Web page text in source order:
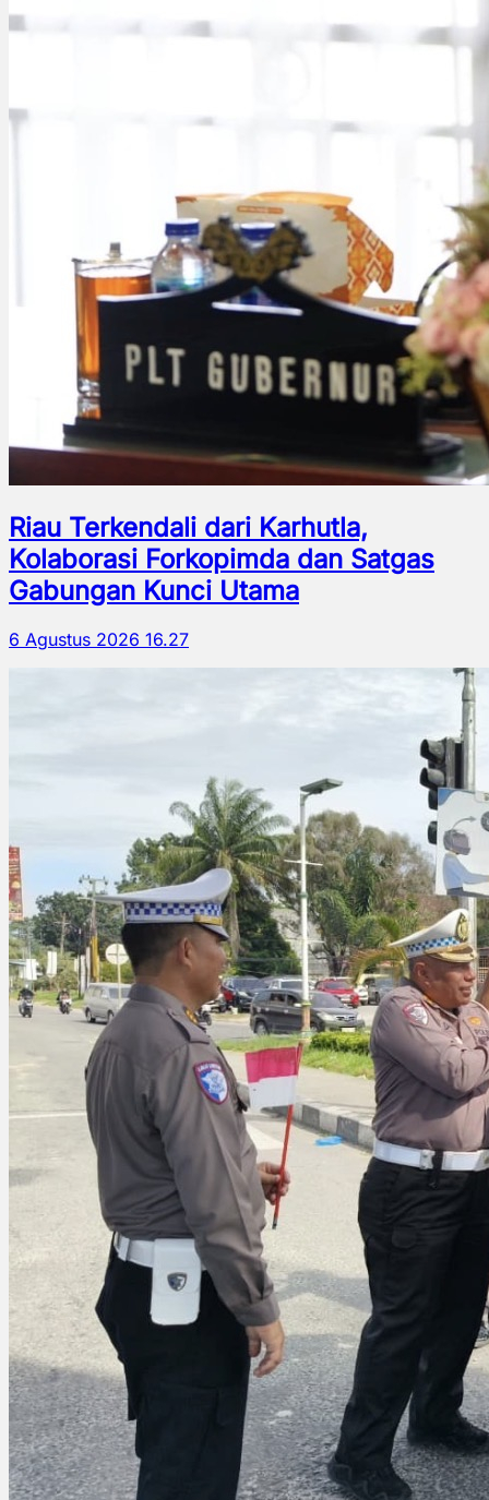
Riau Terkendali dari Karhutla,
Kolaborasi Forkopimda dan Satgas
Gabungan Kunci Utama
6 Agustus 2026 16.27